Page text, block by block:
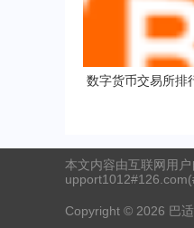
数字货币交易所排
本文内容由互联网用
Copyright © 2026 巴